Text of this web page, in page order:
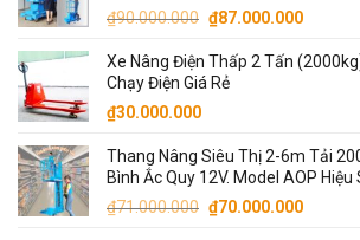
₫90.000.000 Giá
là:
₫90.000.000.
₫87.000.000Giá
tại
Xe Nâng Điện Thấp 2 Tấn
Chạy Điện Giá Rẻ
₫30.000.000
Thang Nâng Siêu Thị 2-6m Tải
Bình Ắc Quy 12V. Model AOP
₫71.000.000 Giá
₫70.000.000Giá